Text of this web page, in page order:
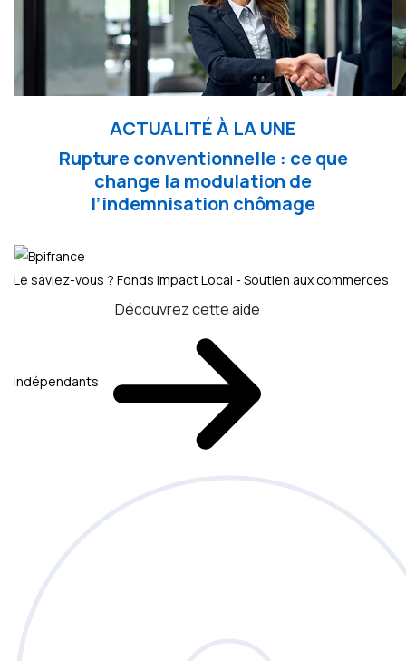
ACTUALITÉ À LA UNE
Rupture conventionnelle : ce que
change la modulation de
l’indemnisation chômage
Le saviez-vous ? Fonds Impact Local - Soutien aux commerces
indépendants
Découvrez cette aide